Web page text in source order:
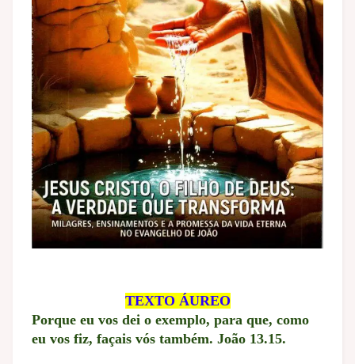
TEXTO ÁUREO
Porque eu vos dei o exemplo, para que, como
eu vos fiz, façais vós também. João 13.15.